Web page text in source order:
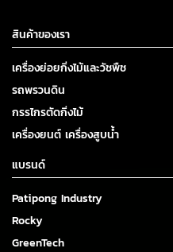
สินค้าของเรา
เครื่องย่อยกิ่งไม้และวัชพืช
รถพรวนดิน
กรรไกรตัดกิ่งไม้
เครื่องยนต์ เครื่องสูบน้ำ
แบรนด์
Patipong Industry
Rocky
GreenTech